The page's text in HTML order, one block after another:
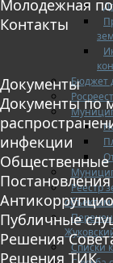
Бюджет
Реестр
Списки
Молодежная
Контакты
Документы
Документы по
инфекции
Общественные
Постановления
Публичные
Решения
Решения ТИК